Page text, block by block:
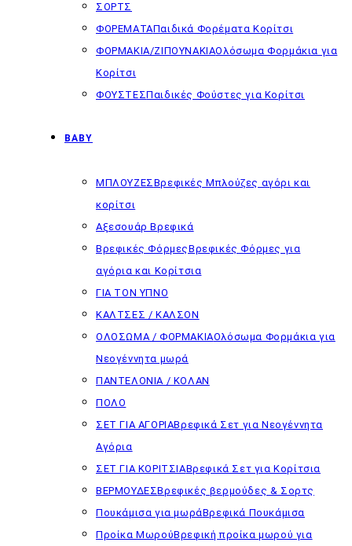
ΣΟΡΤΣ
ΦΟΡΕΜΑΤΑΠαιδικά Φορέματα Κορίτσι
ΦΟΡΜΑΚΙΑ/ΖΙΠΟΥΝΑΚΙΑΟλόσωμα Φορμάκια για
Κορίτσι
ΦΟΥΣΤΕΣΠαιδικές Φούστες για Κορίτσι
BABY
ΜΠΛΟΥΖΕΣΒρεφικές Μπλούζες αγόρι και
κορίτσι
Αξεσουάρ Βρεφικά
Βρεφικές ΦόρμεςΒρεφικές Φόρμες για
αγόρια και Κορίτσια
ΓΙΑ ΤΟΝ ΥΠΝΟ
ΚΑΛΤΣΕΣ / ΚΑΛΣΟΝ
ΟΛΟΣΩΜΑ / ΦΟΡΜΑΚΙΑΟλόσωμα Φορμάκια για
Νεογέννητα μωρά
ΠΑΝΤΕΛΟΝΙΑ / ΚΟΛΑΝ
ΠΟΛΟ
ΣΕΤ ΓΙΑ ΑΓΟΡΙΑΒρεφικά Σετ για Νεογέννητα
Αγόρια
ΣΕΤ ΓΙΑ ΚΟΡΙΤΣΙΑΒρεφικά Σετ για Κορίτσια
ΒΕΡΜΟΥΔΕΣΒρεφικές βερμούδες & Σορτς
Πουκάμισα για μωράΒρεφικά Πουκάμισα
Προίκα ΜωρούΒρεφική προίκα μωρού για